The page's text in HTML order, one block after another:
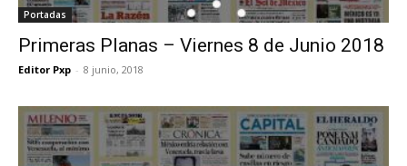
Portadas
Primeras Planas – Viernes 8 de Junio 2018
Editor Pxp - 8 junio, 2018